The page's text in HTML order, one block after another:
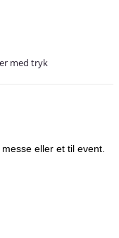
med tryk
eller et til event.